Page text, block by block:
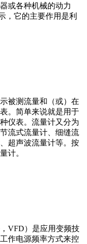
或各种机械的动力
，它的主要作用是利
被测流量和（或）在
。简单来说就是用于
仪表。流量计又分为
流式流量计、细缝流
超声波流量计等。按
计。
，VFD）是应用变频技
作电源频率方式来控